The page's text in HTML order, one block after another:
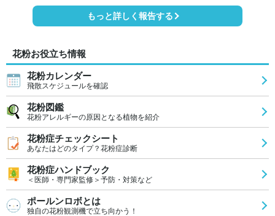
もっと詳しく報告する
花粉お役立ち情報
花粉カレンダー
飛散スケジュールを確認
花粉図鑑
花粉アレルギーの原因となる植物を紹介
花粉症チェックシート
あなたはどのタイプ？花粉症診断
花粉症ハンドブック
＜医師・専門家監修＞予防・対策など
ポールンロボとは
独自の花粉観測機で立ち向かう！